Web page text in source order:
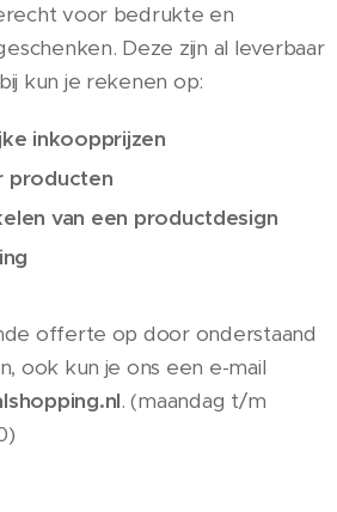
voor bedrukte en
Deze zijn al leverbaar
kun je rekenen op:
inkoopprijzen
producten
van een productdesign
offerte op door onderstaand
ook kun je ons een e-mail
. (maandag t/m